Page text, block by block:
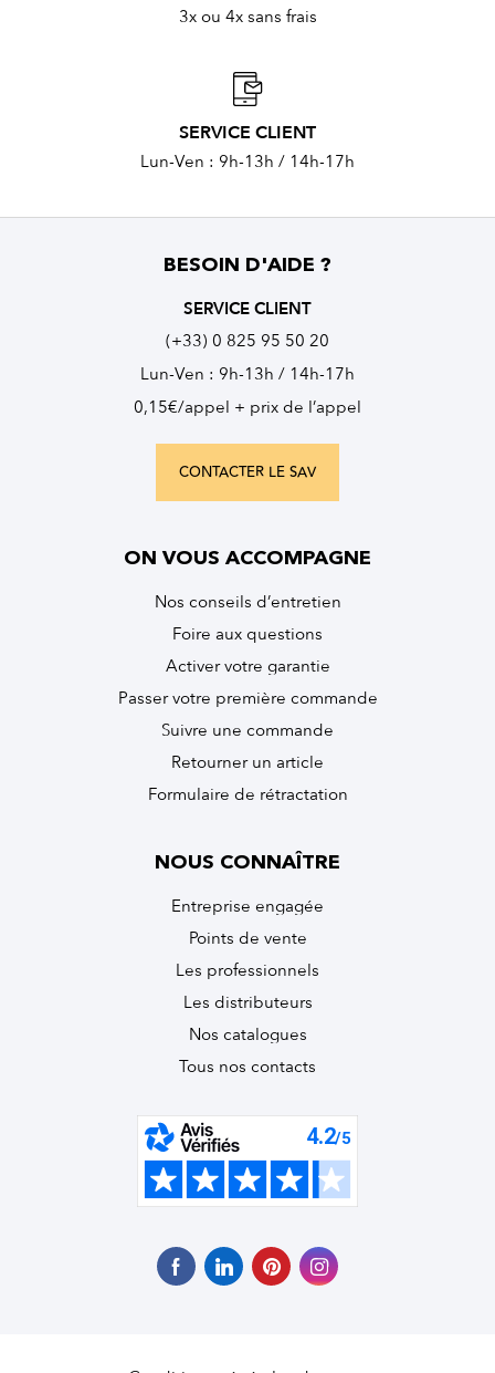
3x ou 4x sans frais
SERVICE CLIENT
Lun-Ven : 9h-13h / 14h-17h
BESOIN D'AIDE ?
SERVICE CLIENT
(+33) 0 825 95 50 20
Lun-Ven : 9h-13h / 14h-17h
0,15€/appel + prix de l’appel
CONTACTER LE SAV
ON VOUS ACCOMPAGNE
Nos conseils d’entretien
Foire aux questions
Activer votre garantie
Passer votre première commande
Suivre une commande
Retourner un article
Formulaire de rétractation
NOUS CONNAÎTRE
Entreprise engagée
Points de vente
Les professionnels
Les distributeurs
Nos catalogues
Tous nos contacts